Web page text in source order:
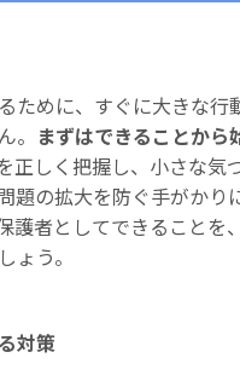
ために、すぐに大きな行
。 まずはできることから
正しく把握し、小さな気
題の拡大を防ぐ手がかり
護者としてできることを
ょう。
対策